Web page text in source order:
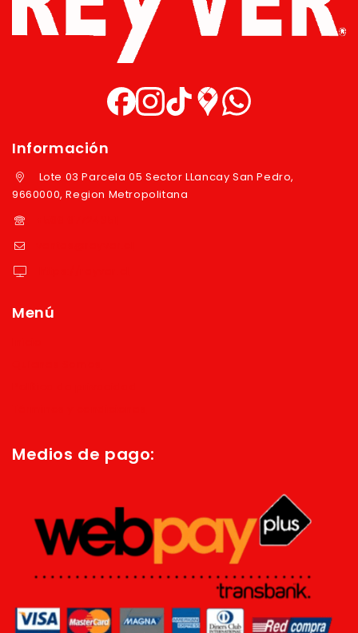
Información
Lote 03 Parcela 05 Sector LLancay San Pedro,
9660000, Region Metropolitana
Menú
Medios de pago: